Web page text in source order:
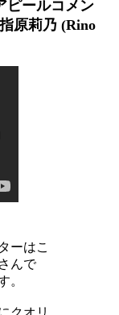
ピールコメン
原莉乃 (Rino
ーはこ
んで
。